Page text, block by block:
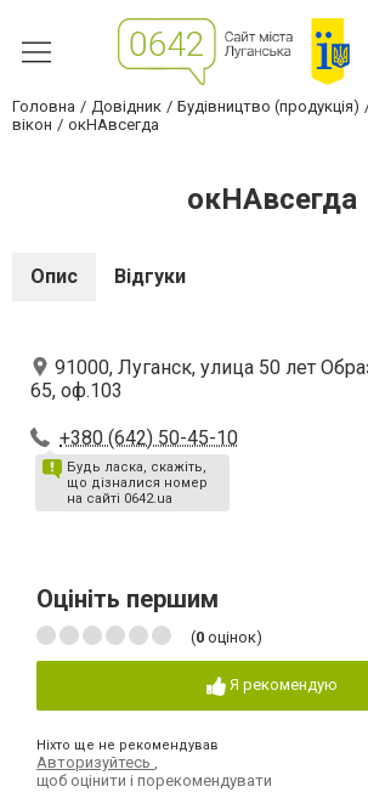
Головна Довідник Будівництво (продукція)
вікон
окНАвсегда
окНАвсегда
Опис Відгуки
91000, Луганск, улица 50 лет
65, оф.103
+380 (642) 50-45-10
Будь ласка, скажіть,
що дізналися номер
на сайті 0642.ua
Оцініть першим
(0 оцінок)
Я рекомендую
Ніхто ще не рекомендував
Авторизуйтесь
щоб оцінити і порекомендувати